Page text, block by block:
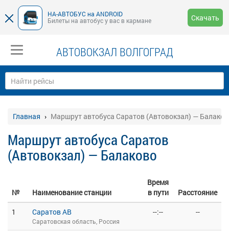
НА-АВТОБУС на ANDROID
Билеты на автобус у вас в кармане
Скачать
АВТОВОКЗАЛ ВОЛГОГРАД
Главная Маршрут автобуса Саратов (Автовокзал) —
Маршрут автобуса Саратов
(Автовокзал) — Балаково
№ Наименование станции
Время
в пути
Расстояние
1
Саратов АВ
Саратовская область, Россия
--:-- --